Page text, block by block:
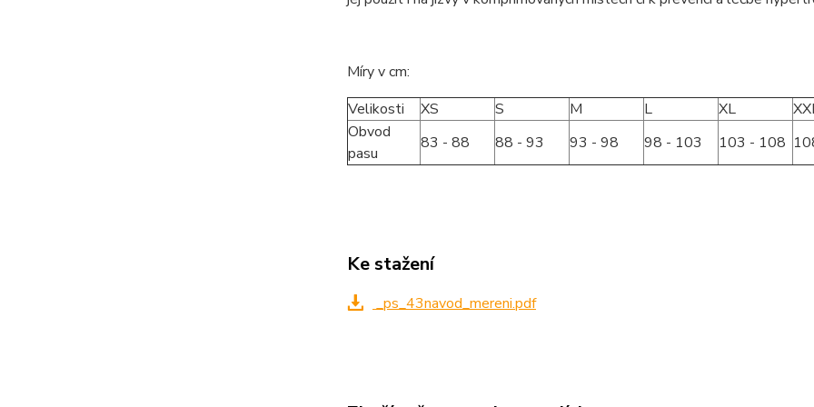
Míry v cm:
Velikosti
XS S M L XL
Obvod
pasu
83 - 88 88 - 93 93 - 98 98 - 103 103 - 108
Ke stažení
_ps_43navod_mereni.pdf